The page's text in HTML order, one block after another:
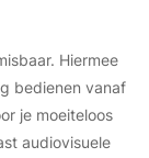
Hiermee
bedienen vanaf
je moeiteloos
audiovisuele